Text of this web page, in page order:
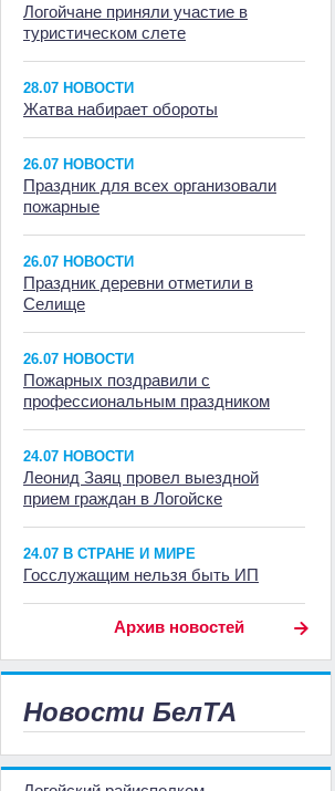
Логойчане приняли участие в
туристическом слете
28.07 НОВОСТИ
Жатва набирает обороты
26.07 НОВОСТИ
Праздник для всех организовали
пожарные
26.07 НОВОСТИ
Праздник деревни отметили в
Селище
26.07 НОВОСТИ
Пожарных поздравили с
профессиональным праздником
24.07 НОВОСТИ
Леонид Заяц провел выездной
прием граждан в Логойске
24.07 В СТРАНЕ И МИРЕ
Госслужащим нельзя быть ИП
Архив новостей
Новости БелТА